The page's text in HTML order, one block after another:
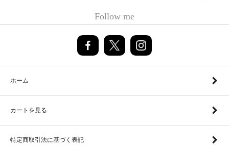
Follow me
ホーム
カートを見る
特定商取引法に基づく表記